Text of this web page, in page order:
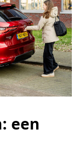
een